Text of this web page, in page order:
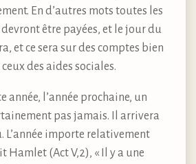
En d’autres mots toutes les
être payées, et le jour du
et ce sera sur des comptes bien
des aides sociales.
année, l’année prochaine, un
pas jamais. Il arrivera
L’année importe relativement
Hamlet (Act V,2), « Il y a une